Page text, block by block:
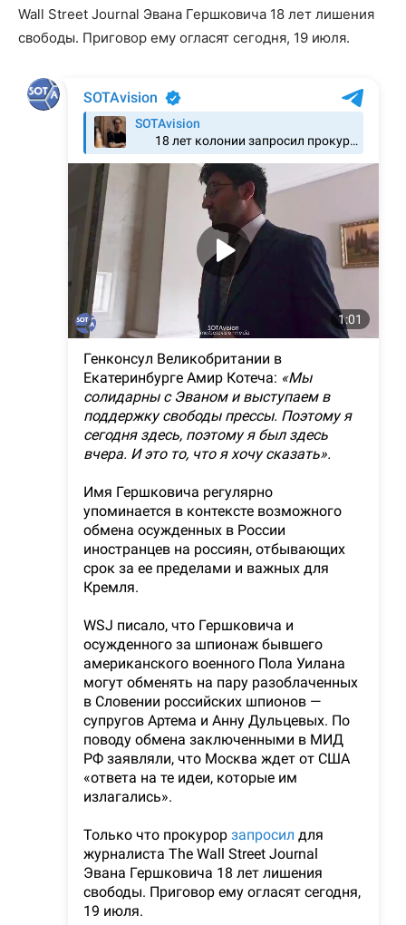
Wall Street Journal Эвана Гершковича 18 лет лишения
свободы. Приговор ему огласят сегодня, 19 июля.